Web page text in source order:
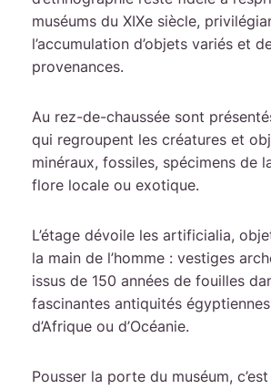
muséums du XIXe siècle,
l’accumulation d’objets variés et
provenances.
Au rez-de-chaussée sont
qui regroupent les créatures et
minéraux, fossiles, spécimens de
flore locale ou exotique.
L’étage dévoile les artificialia,
la main de l’homme : vestiges
issus de 150 années de fouilles
fascinantes antiquités
d’Afrique ou d’Océanie.
Pousser la porte du muséum,